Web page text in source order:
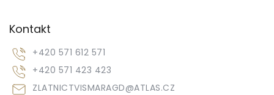
Kontakt
ZLATNICTVISMARAGD@ATLAS.CZ
+420 571 612 571
+420 571 423 423